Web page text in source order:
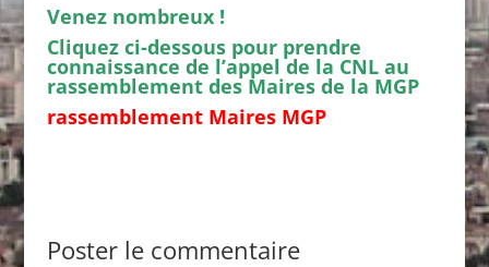
Venez nombreux !
Cliquez ci-dessous pour prendre
connaissance de l’appel de la CNL au
rassemblement des Maires de la MGP
rassemblement Maires MGP
Poster le commentaire